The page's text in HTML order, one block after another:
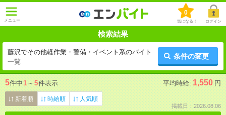
メニュー
0
気になる！ ログイン
検索結果
藤沢でその他軽作業・警備・イベント系のバイト
一覧
条件の変更
5件中1 ～ 5件表示 平均時給: 1,550 円
新着順 時給順 人気順
掲載日：2026.08.06